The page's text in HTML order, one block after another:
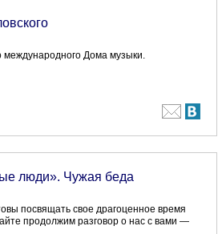
Дома музыки.
люди». Чужая беда
посвящать свое драгоценное время
продолжим разговор о нас с вами —